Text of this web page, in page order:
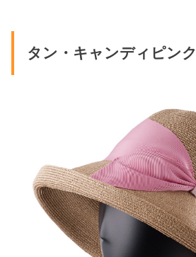
タン・キャンディピンク